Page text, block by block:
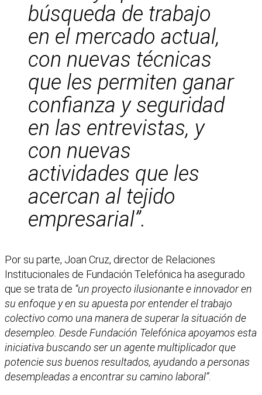
búsqueda de trabajo
en el mercado actual,
con nuevas técnicas
que les permiten ganar
confianza y seguridad
en las entrevistas, y
con nuevas
actividades que les
acercan al tejido
empresarial”.
Por su parte, Joan Cruz, director de Relaciones
Institucionales de Fundación Telefónica ha asegurado
que se trata de “un proyecto ilusionante e innovador en
su enfoque y en su apuesta por entender el trabajo
colectivo como una manera de superar la situación de
desempleo. Desde Fundación Telefónica apoyamos esta
iniciativa buscando ser un agente multiplicador que
potencie sus buenos resultados, ayudando a personas
desempleadas a encontrar su camino laboral”.